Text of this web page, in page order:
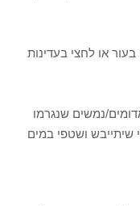
או לחצי בעדינות
נמשים שנגרמו
ושטפי במים